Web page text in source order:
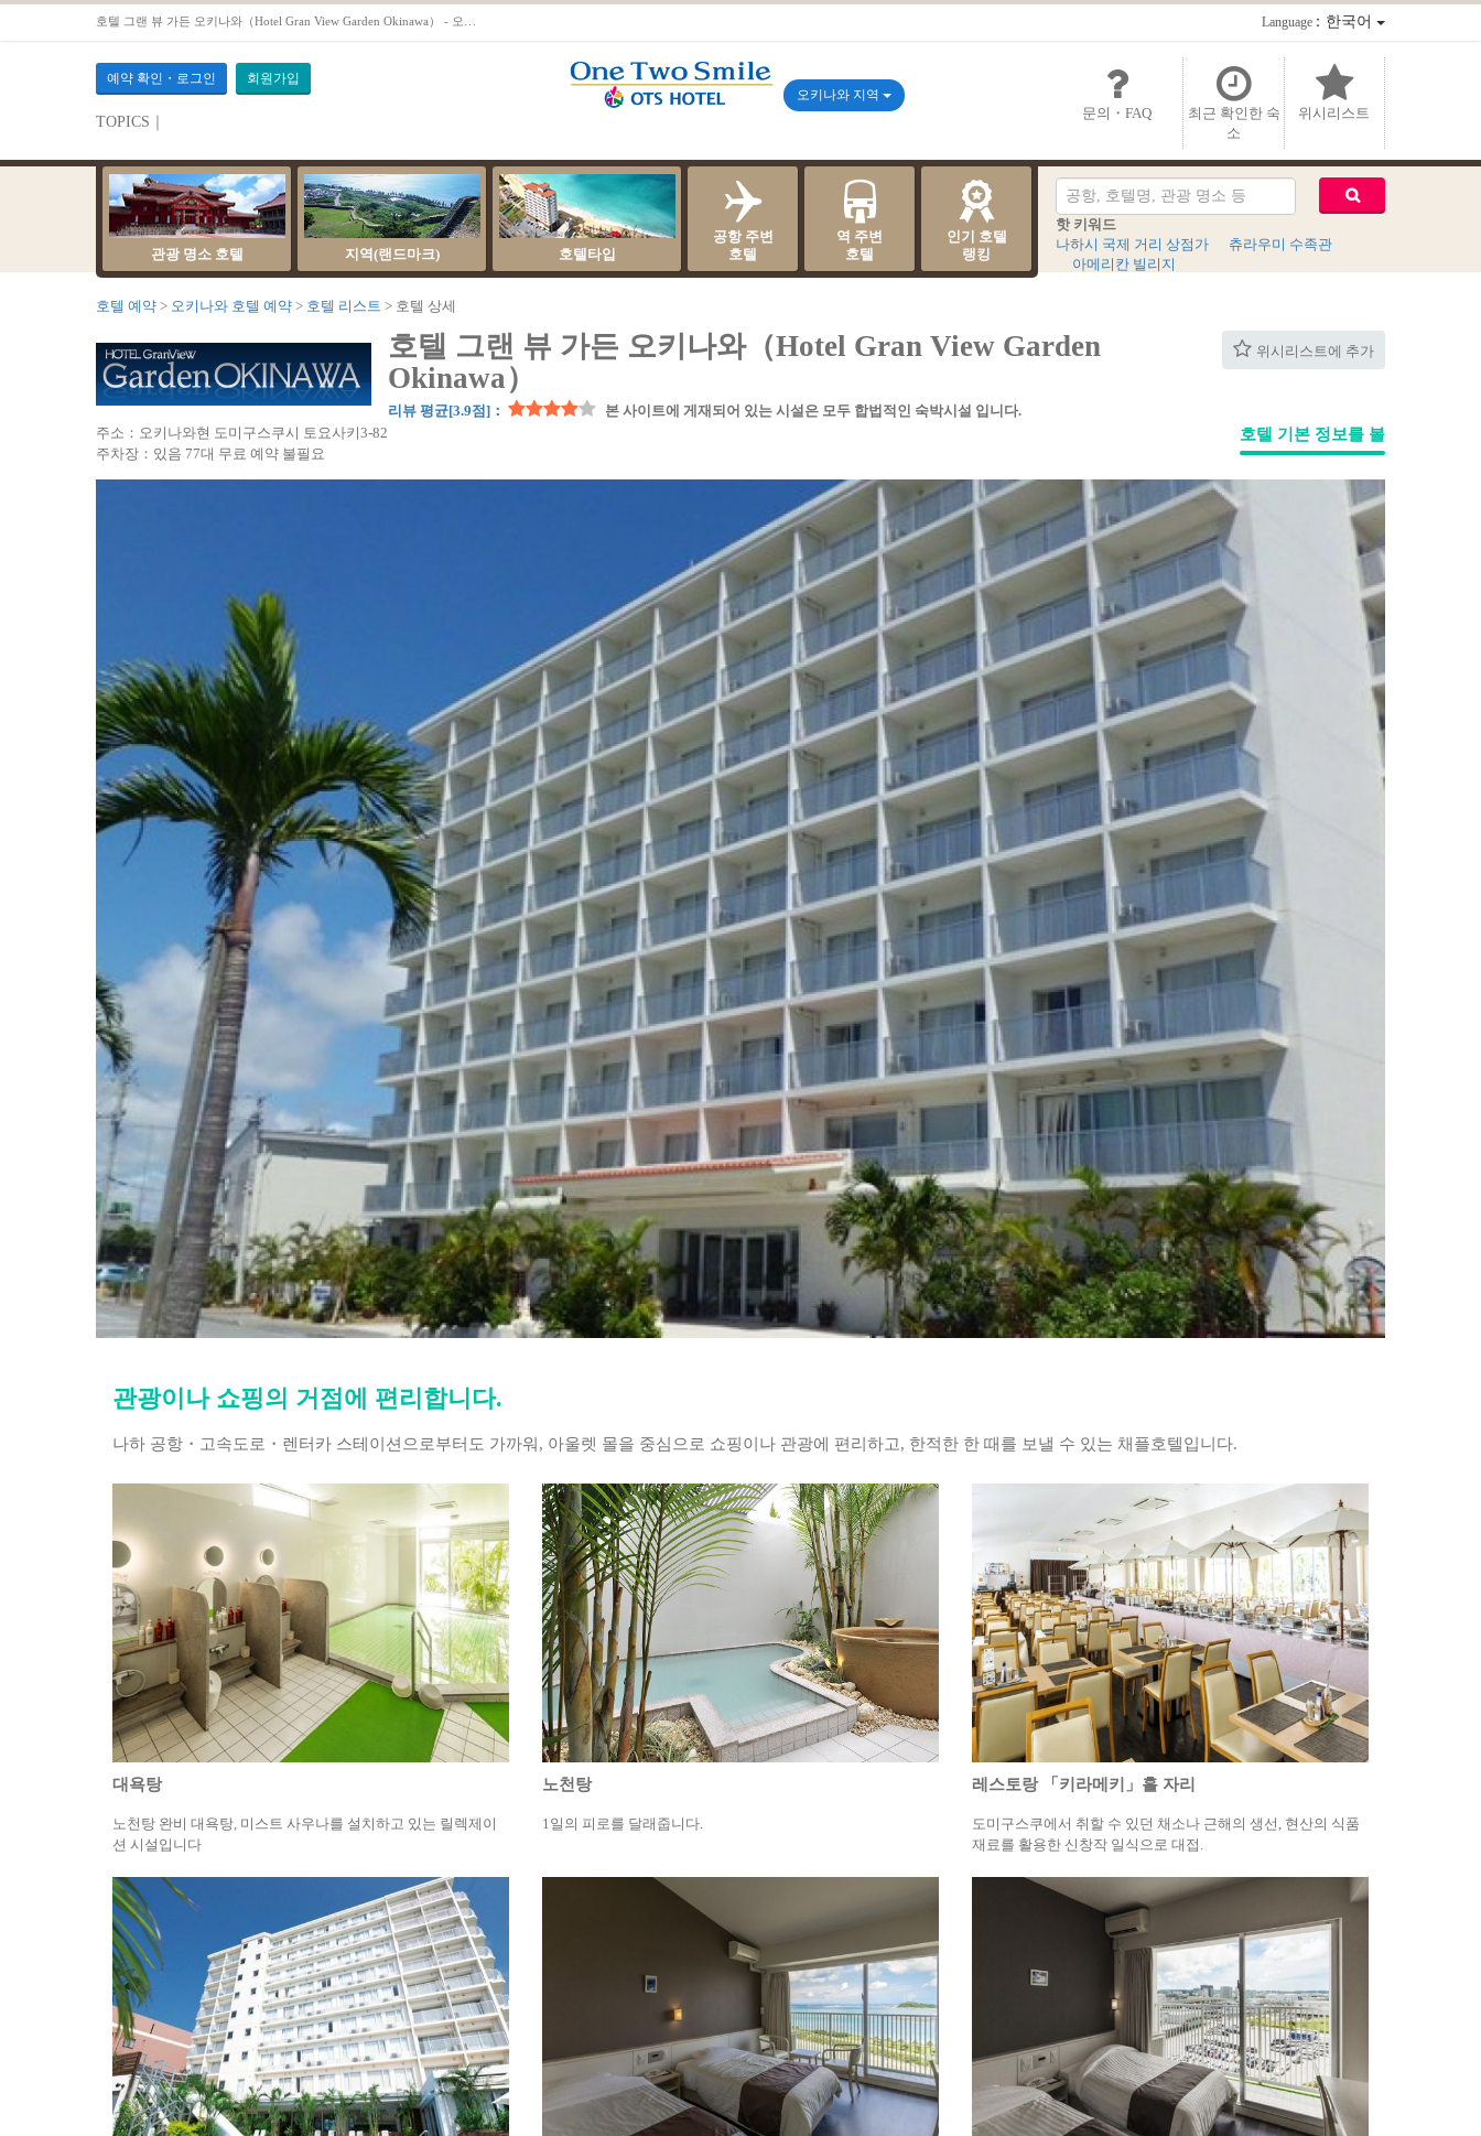
Language：한국어
예약 확인・로그인 회원가입
TOPICS｜
문의・FAQ
최근 확인한 숙
소
위시리스트
오키나와 지역
관광 명소 호텔 지역(랜드마크) 호텔타입
공항 주변
호텔
역 주변
호텔
인기 호텔
랭킹
핫 키워드
나하시 국제 거리 상점가
츄라우미 수족관
아메리칸 빌리지
호텔 예약 오키나와 호텔 예약 호텔 리스트 호텔 상세
위시리스트에 추가
호텔 그랜 뷰 가든 오키나와（Hotel Gran View Garden
Okinawa）
리뷰 평균[3.9점]：
본 사이트에 게재되어 있는 시설은 모두 합법적인 숙박시설 입니다.
주소：오키나와현 도미구스쿠시 토요사키3-82
주차장：있음 77대 무료 예약 불필요
호텔 기본 정보를 볼
관광이나 쇼핑의 거점에 편리합니다.
나하 공항・고속도로・렌터카 스테이션으로부터도 가까워, 아울렛 몰을 중심으로 쇼핑이나 관광에 편리하고, 한적한 한 때를 보낼 수 있는 채플호텔입니다.
대욕탕
노천탕 완비 대욕탕, 미스트 사우나를 설치하고 있는 릴렉제이
션 시설입니다
노천탕
1일의 피로를 달래줍니다.
레스토랑 「키라메키」홀 자리
도미구스쿠에서 취할 수 있던 채소나 근해의 생선, 현산의 식품
재료를 활용한 신창작 일식으로 대접.